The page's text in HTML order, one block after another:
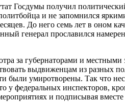
Госдумы получил
и не запомнился
До него семь лет в оном
генерал прославился
за гу­бернаторами и
выдвиженцам из разных
были умиротворены. Так что
у фе­деральных инспекторов,
и подписывая вместе